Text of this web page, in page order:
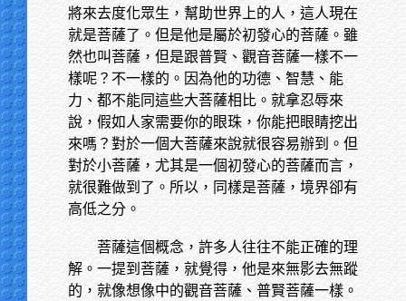
將來去度化眾生，幫助世界上的人，這人現在
就是菩薩了。但是他是屬於初發心的菩薩。雖
然也叫菩薩，但是跟普賢、觀音菩薩一樣不一
樣呢？不一樣的。因為他的功德、智慧、能
力、都不能同這些大菩薩相比。就拿忍辱來
說，假如人家需要你的眼珠，你能把眼睛挖出
來嗎？對於一個大菩薩來說就很容易辦到。但
對於小菩薩，尤其是一個初發心的菩薩而言，
就很難做到了。所以，同樣是菩薩，境界卻有
高低之分。
菩薩這個概念，許多人往往不能正確的理
解。一提到菩薩，就覺得，他是來無影去無蹤
的，就像想像中的觀音菩薩、普賢菩薩一樣。